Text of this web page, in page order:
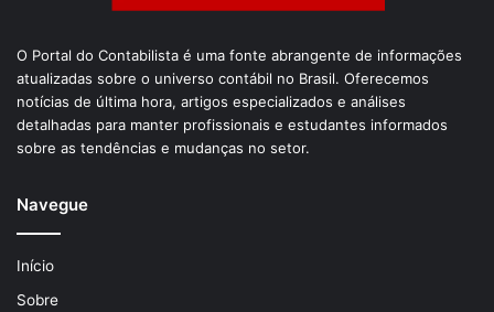
O Portal do Contabilista é uma fonte abrangente de informações
atualizadas sobre o universo contábil no Brasil. Oferecemos
notícias de última hora, artigos especializados e análises
detalhadas para manter profissionais e estudantes informados
sobre as tendências e mudanças no setor.
Navegue
Início
Sobre